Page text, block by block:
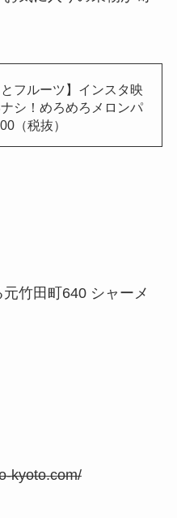
とフルーツ】インスタ映
シ！めろめろメロンパ
（税抜）
竹田町640 シャーメ
kyoto.com/